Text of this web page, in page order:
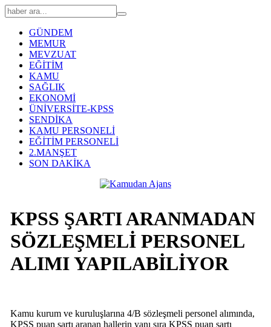
GÜNDEM
MEMUR
MEVZUAT
EĞİTİM
KAMU
SAĞLIK
EKONOMİ
ÜNİVERSİTE-KPSS
SENDİKA
KAMU PERSONELİ
EĞİTİM PERSONELİ
2.MANŞET
SON DAKİKA
KPSS ŞARTI ARANMADAN
SÖZLEŞMELİ PERSONEL
ALIMI YAPILABİLİYOR
Kamu kurum ve kuruluşlarına 4/B sözleşmeli personel alımında,
KPSS puan şartı aranan hallerin yanı sıra KPSS puan şartı